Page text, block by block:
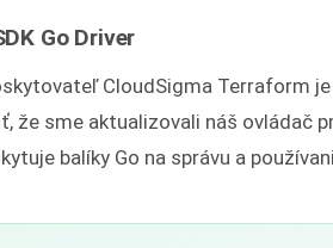
Go Driver
CloudSigma Terraform
že sme aktualizovali náš ovládač
balíky Go na správu a